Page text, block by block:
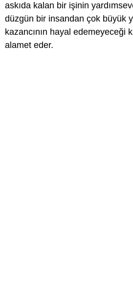
askıda kalan bir işinin
düzgün bir insandan çok büyük
kazancının hayal edemeyeceği
alamet eder.